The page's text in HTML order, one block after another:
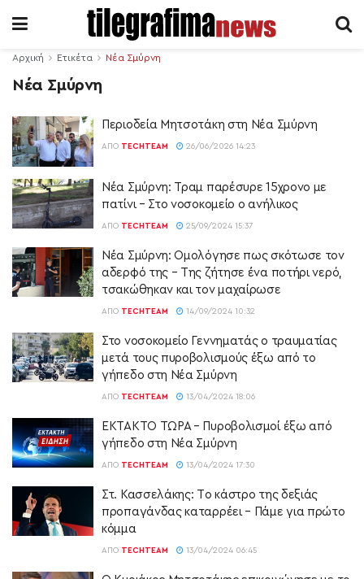
Αρχική Ετικέτα Νέα Σμύρνη
Νέα Σμύρνη
Περιοδεία Μητσοτάκη στη Νέα Σμύρνη
ΑΠΌ TECHTEAM 26/06/2026 14:23
Νέα Σμύρνη: Τραμ παρέσυρε 15χρονο με
πατίνι – Στο νοσοκομείο ο ανήλικος
ΑΠΌ TECHTEAM 25/09/2024 15:37
Νέα Σμύρνη: Ομολόγησε πως σκότωσε τον
αδερφό της – Της ζήτησε ένα ποτήρι νερό,
τσακώθηκαν και τον μαχαίρωσε
ΑΠΌ TECHTEAM 14/09/2024 10:32
Στο νοσοκομείο Γεννηματάς ο τραυματίας
μετά τους πυροβολισμούς έξω από το
γήπεδο στη Νέα Σμύρνη
ΑΠΌ TECHTEAM 13/04/2024 18:06
ΕΚΤΑΚΤΟ ΤΩΡΑ – Πυροβολισμοί έξω από
γήπεδο στη Νέα Σμύρνη
ΑΠΌ TECHTEAM 13/04/2024 17:30
Στ. Κασσελάκης: Tο κάστρο της δεξιάς
προπαγάνδας καταρρέει – Πάμε για πρώτο
κόμμα
ΑΠΌ TECHTEAM 13/04/2024 06:45